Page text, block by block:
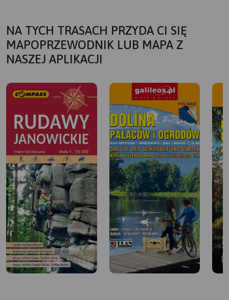
NA TYCH TRASACH PRZYDA CI SIĘ
MAPOPRZEWODNIK LUB MAPA Z
NASZEJ APLIKACJI